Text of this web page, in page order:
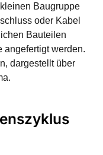
Baugruppe
oder Kabel
Bauteilen
angefertigt werden.
dargestellt über